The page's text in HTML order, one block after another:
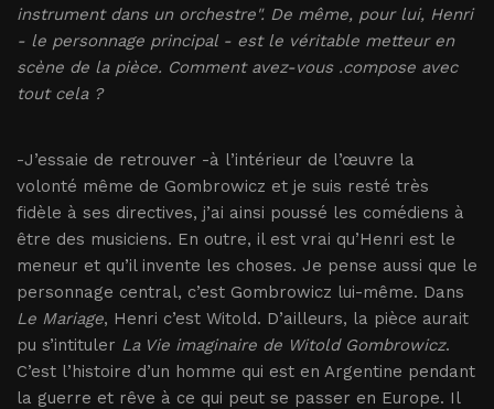
instrument dans un orchestre". De même, pour lui, Henri
- le personnage principal - est le véritable metteur en
scène de la pièce. Comment avez-vous .compose avec
tout cela ?
-J’essaie de retrouver -à l’intérieur de l’œuvre la
volonté même de Gombrowicz et je suis resté très
fidèle à ses directives, j’ai ainsi poussé les comédiens à
être des musiciens. En outre, il est vrai qu’Henri est le
meneur et qu’il invente les choses. Je pense aussi que le
personnage central, c’est Gombrowicz lui-même. Dans
Le Mariage, Henri c’est Witold. D’ailleurs, la pièce aurait
pu s’intituler La Vie imaginaire de Witold Gombrowicz.
C’est l’histoire d’un homme qui est en Argentine pendant
la guerre et rêve à ce qui peut se passer en Europe. Il